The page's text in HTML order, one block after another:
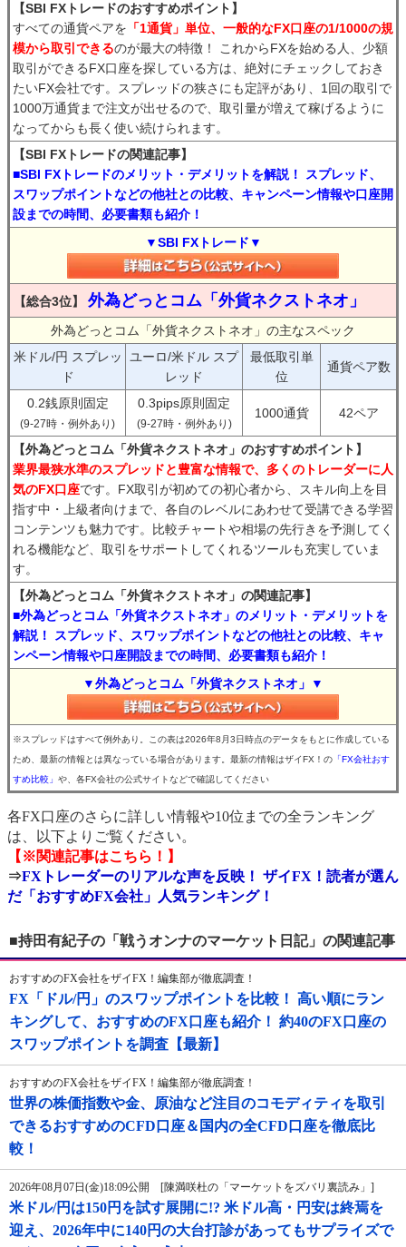
【SBI FXトレードのおすすめポイント】
すべての通貨ペアを 「1通貨」単位、一般的なFX口座の1/1000の規
模から取引できるのが最大の特徴！ これからFXを始める人、少額
取引ができるFX口座を探している方は、絶対にチェックしておき
たいFX会社です。スプレッドの狭さにも定評があり、1回の取引で
1000万通貨まで注文が出せるので、取引量が増えて稼げるように
なってからも長く使い続けられます。
【SBI FXトレードの関連記事】
■SBI FXトレードのメリット・デメリットを解説！ スプレッド、
スワップポイントなどの他社との比較、キャンペーン情報や口座開
設までの時間、必要書類も紹介！
▼SBI FXトレード▼
【総合3位】 外為どっとコム「外貨ネクストネオ」
外為どっとコム「外貨ネクストネオ」の主なスペック
米ドル/円 スプレッ
ド
ユーロ/米ドル スプ
レッド
最低取引単
位
通貨ペア数
0.2銭原則固定
(9-27時・例外あり)
0.3pips原則固定
(9-27時・例外あり)
1000通貨 42ペア
【外為どっとコム「外貨ネクストネオ」のおすすめポイント】
業界最狭水準のスプレッドと豊富な情報で、多くのトレーダーに人
気のFX口座です。FX取引が初めての初心者から、スキル向上を目
指す中・上級者向けまで、各自のレベルにあわせて受講できる学習
コンテンツも魅力です。比較チャートや相場の先行きを予測してく
れる機能など、取引をサポートしてくれるツールも充実していま
す。
【外為どっとコム「外貨ネクストネオ」の関連記事】
■外為どっとコム「外貨ネクストネオ」のメリット・デメリットを
解説！ スプレッド、スワップポイントなどの他社との比較、キャ
ンペーン情報や口座開設までの時間、必要書類も紹介！
▼外為どっとコム「外貨ネクストネオ」▼
※スプレッドはすべて例外あり。この表は2026年8月3日時点のデータをもとに作成している
ため、最新の情報とは異なっている場合があります。最新の情報はザイFX！の 「FX会社おす
すめ比較」 や、各FX会社の公式サイトなどで確認してください
各FX口座のさらに詳しい情報や10位までの全ランキング
は、以下よりご覧ください。
【※関連記事はこちら！】
⇒FXトレーダーのリアルな声を反映！ ザイFX！読者が選ん
だ「おすすめFX会社」人気ランキング！
■持田有紀子の「戦うオンナのマーケット日記」の関連記事
おすすめのFX会社をザイFX！編集部が徹底調査！
FX「ドル/円」のスワップポイントを比較！ 高い順にラン
キングして、おすすめのFX口座も紹介！ 約40のFX口座の
スワップポイントを調査【最新】
おすすめのFX会社をザイFX！編集部が徹底調査！
世界の株価指数や金、原油など注目のコモディティを取引
できるおすすめのCFD口座＆国内の全CFD口座を徹底比
較！
2026年08月07日(金)18:09公開 [陳満咲杜の「マーケットをズバリ裏読み」]
米ドル/円は150円を試す展開に!? 米ドル高・円安は終焉を
迎え、2026年中に140円の大台打診があってもサプライズで